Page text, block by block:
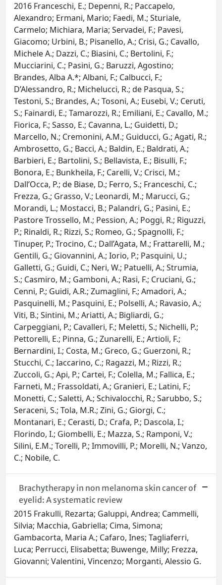
2016 Franceschi, E.; Depenni, R.; Paccapelo,
Alexandro; Ermani, Mario; Faedi, M.; Sturiale,
Carmelo; Michiara, Maria; Servadei, F.; Pavesi,
Giacomo; Urbini, B.; Pisanello, A.; Crisi, G.; Cavallo,
Michele A.; Dazzi, C.; Biasini, C.; Bertolini, F.;
Mucciarini, C.; Pasini, G.; Baruzzi, Agostino;
Brandes, Alba A.*; Albani, F.; Calbucci, F.;
D’Alessandro, R.; Michelucci, R.; de Pasqua, S.;
Testoni, S.; Brandes, A.; Tosoni, A.; Eusebi, V.; Ceruti,
S.; Fainardi, E.; Tamarozzi, R.; Emiliani, E.; Cavallo, M.;
Fiorica, F.; Sasso, E.; Cavanna, L.; Guidetti, D.;
Marcello, N.; Cremonini, A.M.; Guiducci, G.; Agati, R.;
Ambrosetto, G.; Bacci, A.; Baldin, E.; Baldrati, A.;
Barbieri, E.; Bartolini, S.; Bellavista, E.; Bisulli, F.;
Bonora, E.; Bunkheila, F.; Carelli, V.; Crisci, M.;
Dall’Occa, P.; de Biase, D.; Ferro, S.; Franceschi, C.;
Frezza, G.; Grasso, V.; Leonardi, M.; Marucci, G.;
Morandi, L.; Mostacci, B.; Palandri, G.; Pasini, E.;
Pastore Trossello, M.; Pession, A.; Poggi, R.; Riguzzi,
P.; Rinaldi, R.; Rizzi, S.; Romeo, G.; Spagnolli, F.;
Tinuper, P.; Trocino, C.; Dall’Agata, M.; Frattarelli, M.;
Gentili, G.; Giovannini, A.; Iorio, P.; Pasquini, U.;
Galletti, G.; Guidi, C.; Neri, W.; Patuelli, A.; Strumia,
S.; Casmiro, M.; Gamboni, A.; Rasi, F.; Cruciani, G.;
Cenni, P.; Guidi, A.R.; Zumaglini, F.; Amadori, A.;
Pasquinelli, M.; Pasquini, E.; Polselli, A.; Ravasio, A.;
Viti, B.; Sintini, M.; Ariatti, A.; Bigliardi, G.;
Carpeggiani, P.; Cavalleri, F.; Meletti, S.; Nichelli, P.;
Pettorelli, E.; Pinna, G.; Zunarelli, E.; Artioli, F.;
Bernardini, I.; Costa, M.; Greco, G.; Guerzoni, R.;
Stucchi, C.; Iaccarino, C.; Ragazzi, M.; Rizzi, R.;
Zuccoli, G.; Api, P.; Cartei, F.; Colella, M.; Fallica, E.;
Farneti, M.; Frassoldati, A.; Granieri, E.; Latini, F.;
Monetti, C.; Saletti, A.; Schivalocchi, R.; Sarubbo, S.;
Seraceni, S.; Tola, M.R.; Zini, G.; Giorgi, C.;
Montanari, E.; Cerasti, D.; Crafa, P.; Dascola, I.;
Florindo, I.; Giombelli, E.; Mazza, S.; Ramponi, V.;
Silini, E.M.; Torelli, P.; Immovilli, P.; Morelli, N.; Vanzo,
C.; Nobile, C.
Brachytherapy in non melanoma skin cancer of
eyelid: A systematic review
2015 Frakulli, Rezarta; Galuppi, Andrea; Cammelli,
Silvia; Macchia, Gabriella; Cima, Simona;
Gambacorta, Maria A.; Cafaro, Ines; Tagliaferri,
Luca; Perrucci, Elisabetta; Buwenge, Milly; Frezza,
Giovanni; Valentini, Vincenzo; Morganti, Alessio G.